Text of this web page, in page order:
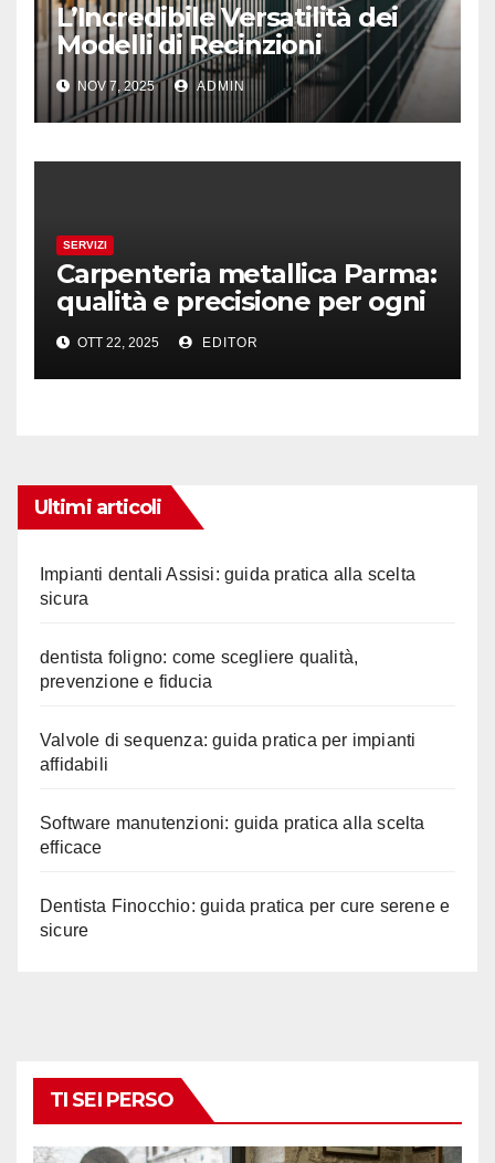
L’Incredibile Versatilità dei
Modelli di Recinzioni
Modulari: Dal LA01 al LA08
NOV 7, 2025 ADMIN
SERVIZI
Carpenteria metallica Parma:
qualità e precisione per ogni
progetto
OTT 22, 2025 EDITOR
Ultimi articoli
Impianti dentali Assisi: guida pratica alla scelta
sicura
dentista foligno: come scegliere qualità,
prevenzione e fiducia
Valvole di sequenza: guida pratica per impianti
affidabili
Software manutenzioni: guida pratica alla scelta
efficace
Dentista Finocchio: guida pratica per cure serene e
sicure
TI SEI PERSO